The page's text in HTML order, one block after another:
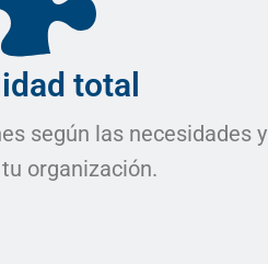
total
según las necesidades y
organización.